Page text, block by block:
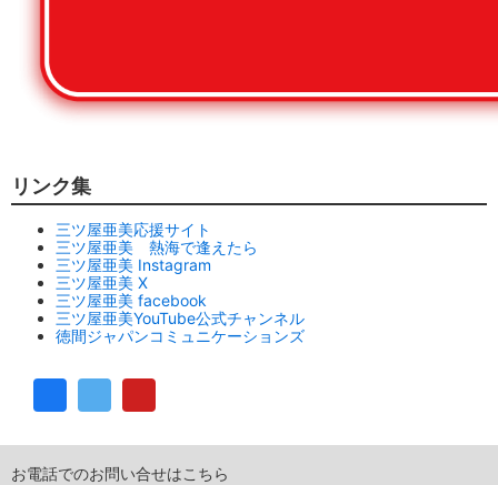
リンク集
三ツ屋亜美応援サイト
三ツ屋亜美 熱海で逢えたら
三ツ屋亜美 Instagram
三ツ屋亜美 X
三ツ屋亜美 facebook
三ツ屋亜美YouTube公式チャンネル
徳間ジャパンコミュニケーションズ
お電話でのお問い合せはこちら